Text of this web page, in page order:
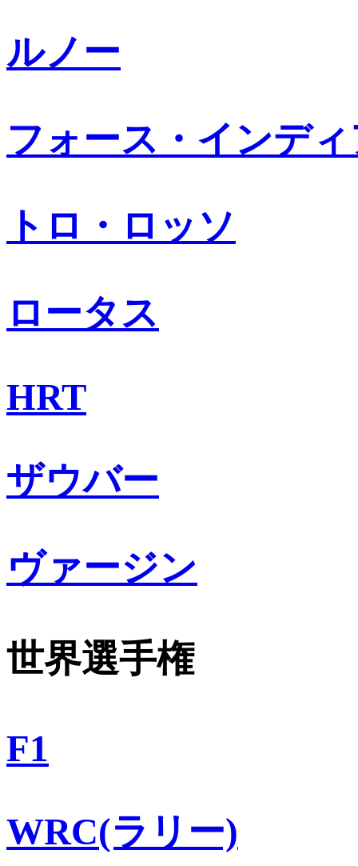
ルノー
フォース・インデ
トロ・ロッソ
ロータス
HRT
ザウバー
ヴァージン
世界選手権
F1
WRC(ラリー)